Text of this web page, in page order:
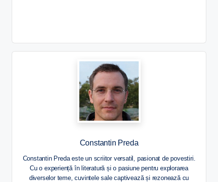
Constantin Preda
Constantin Preda este un scriitor versatil, pasionat de povestiri.
Cu o experiență în literatură și o pasiune pentru explorarea
diverselor teme, cuvintele sale captivează și rezonează cu